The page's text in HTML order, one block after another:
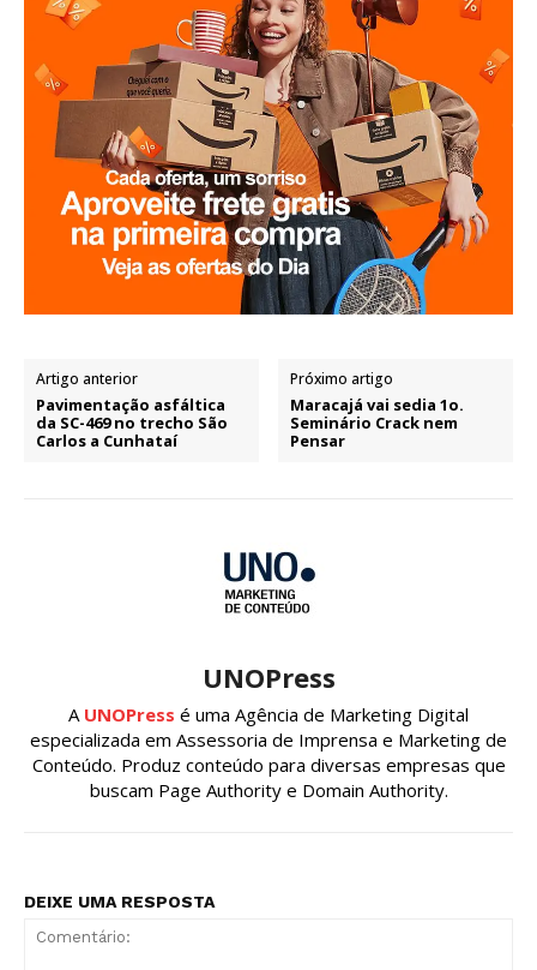
Artigo anterior
Pavimentação asfáltica
da SC-469 no trecho São
Carlos a Cunhataí
Próximo artigo
Maracajá vai sedia 1o.
Seminário Crack nem
Pensar
UNOPress
A UNOPress é uma Agência de Marketing Digital
especializada em Assessoria de Imprensa e Marketing de
Conteúdo. Produz conteúdo para diversas empresas que
buscam Page Authority e Domain Authority.
DEIXE UMA RESPOSTA